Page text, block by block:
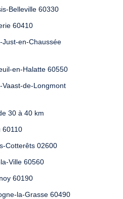
Belleville 60330
60410
Just-en-Chaussée
en-Halatte 60550
Vaast-de-Longmont
30 à 40 km
60110
Cotterêts 02600
Ville 60560
60190
la-Grasse 60490